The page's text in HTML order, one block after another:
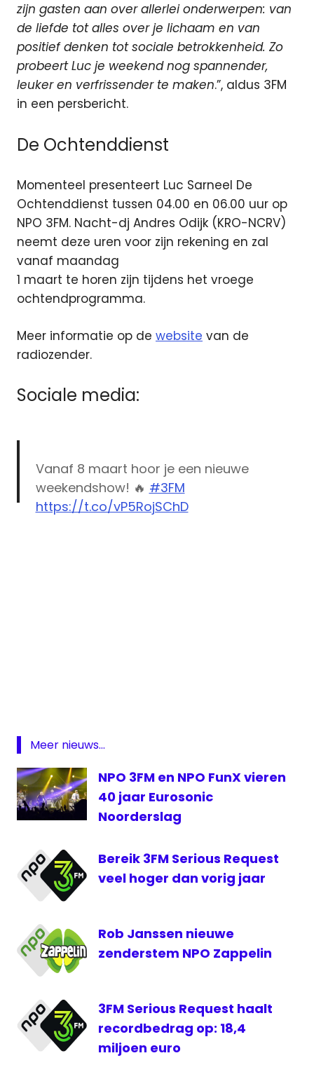
zijn gasten aan over allerlei onderwerpen: van
de liefde tot alles over je lichaam en van
positief denken tot sociale betrokkenheid. Zo
probeert Luc je weekend nog spannender,
leuker en verfrissender te maken.”, aldus 3FM
in een persbericht.
De Ochtenddienst
Momenteel presenteert Luc Sarneel De
Ochtenddienst tussen 04.00 en 06.00 uur op
NPO 3FM. Nacht-dj Andres Odijk (KRO-NCRV)
neemt deze uren voor zijn rekening en zal
vanaf maandag
1 maart te horen zijn tijdens het vroege
ochtendprogramma.
Meer informatie op de website van de
radiozender.
Sociale media:
Vanaf 8 maart hoor je een nieuwe
weekendshow! 🔥 #3FM
https://t.co/vP5RojSChD
3FM
programmering
Meer nieuws...
NPO 3FM en NPO FunX vieren
40 jaar Eurosonic
Noorderslag
Bereik 3FM Serious Request
veel hoger dan vorig jaar
Rob Janssen nieuwe
zenderstem NPO Zappelin
3FM Serious Request haalt
recordbedrag op: 18,4
miljoen euro